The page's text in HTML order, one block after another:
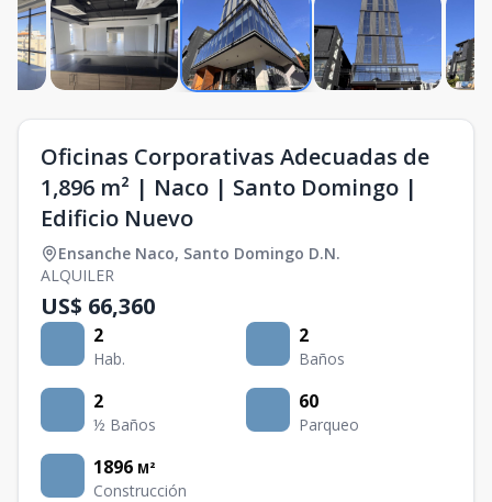
Oficinas Corporativas Adecuadas de
1,896 m² | Naco | Santo Domingo |
Edificio Nuevo
Ensanche Naco, Santo Domingo D.N.
ALQUILER
US$ 66,360
2
Hab.
2
Baños
2
½ Baños
60
Parqueo
1896 M²
Construcción